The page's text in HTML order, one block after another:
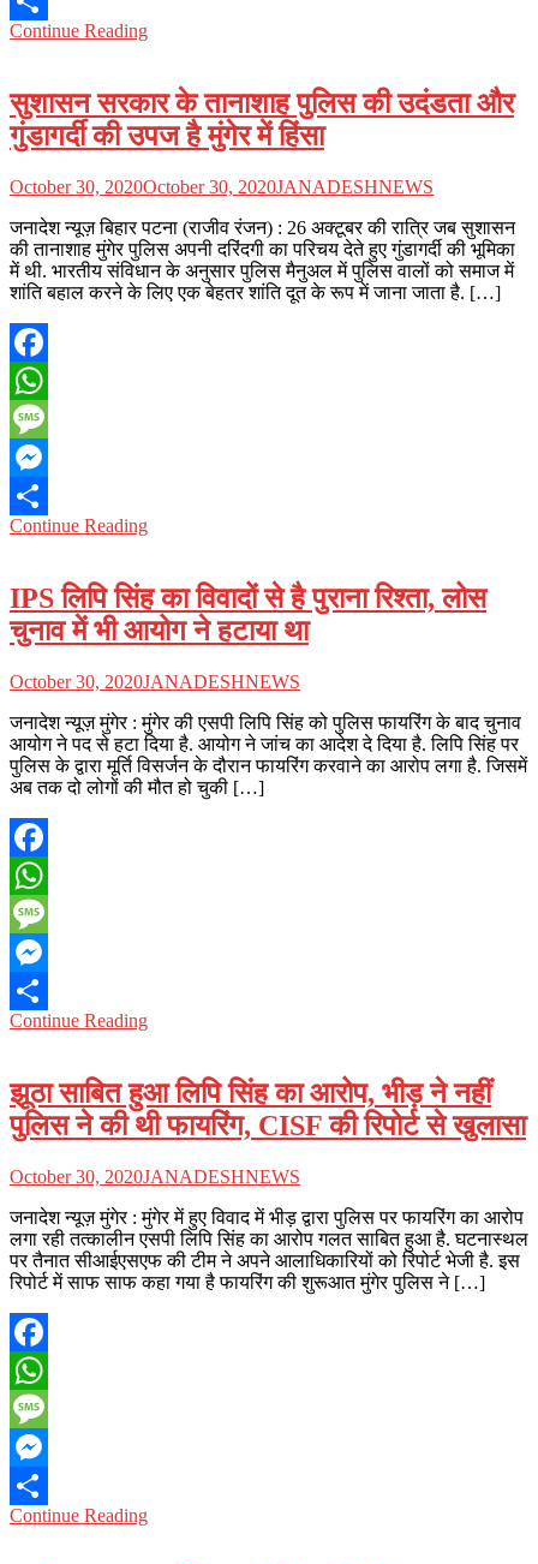
Share
Continue Reading
सुशासन सरकार के तानाशाह पुलिस की उदंडता और
गुंडागर्दी की उपज है मुंगेर में हिंसा
October 30, 2020October 30, 2020JANADESHNEWS
जनादेश न्यूज़ बिहार पटना (राजीव रंजन) : 26 अक्टूबर की रात्रि जब सुशासन
की तानाशाह मुंगेर पुलिस अपनी दरिंदगी का परिचय देते हुए गुंडागर्दी की भूमिका
में थी. भारतीय संविधान के अनुसार पुलिस मैनुअल में पुलिस वालों को समाज में
शांति बहाल करने के लिए एक बेहतर शांति दूत के रूप में जाना जाता है. […]
Facebook
WhatsApp
Message
Messenger
Share
Continue Reading
IPS लिपि सिंह का विवादों से है पुराना रिश्ता, लोस
चुनाव में भी आयोग ने हटाया था
October 30, 2020JANADESHNEWS
जनादेश न्यूज़ मुंगेर : मुंगेर की एसपी लिपि सिंह को पुलिस फायरिंग के बाद चुनाव
आयोग ने पद से हटा दिया है. आयोग ने जांच का आदेश दे दिया है. लिपि सिंह पर
पुलिस के द्वारा मूर्ति विसर्जन के दौरान फायरिंग करवाने का आरोप लगा है. जिसमें
अब तक दो लोगों की मौत हो चुकी […]
Facebook
WhatsApp
Message
Messenger
Share
Continue Reading
झूठा साबित हुआ लिपि सिंह का आरोप, भीड़ ने नहीं
पुलिस ने की थी फायरिंग, CISF की रिपोर्ट से खुलासा
October 30, 2020JANADESHNEWS
जनादेश न्यूज़ मुंगेर : मुंगेर में हुए विवाद में भीड़ द्वारा पुलिस पर फायरिंग का आरोप
लगा रही तत्कालीन एसपी लिपि सिंह का आरोप गलत साबित हुआ है. घटनास्थल
पर तैनात सीआईएसएफ की टीम ने अपने आलाधिकारियों को रिपोर्ट भेजी है. इस
रिपोर्ट में साफ साफ कहा गया है फायरिंग की शुरूआत मुंगेर पुलिस ने […]
Facebook
WhatsApp
Message
Messenger
Share
Continue Reading